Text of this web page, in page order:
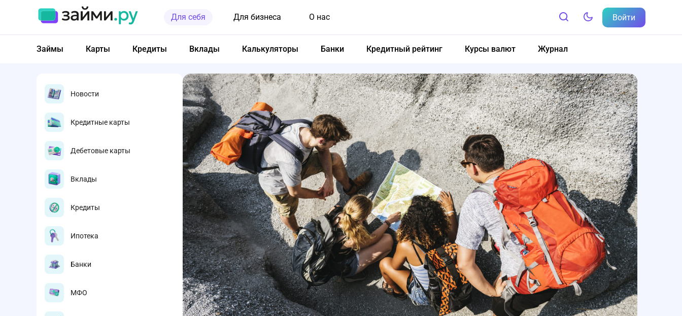
Для себя Для бизнеса О нас Войти
Займы Карты Кредиты Вклады Калькуляторы Банки Кредитный рейтинг Курсы валют Журнал
Новости
Кредитные карты
Дебетовые карты
Вклады
Кредиты
Ипотека
Банки
МФО